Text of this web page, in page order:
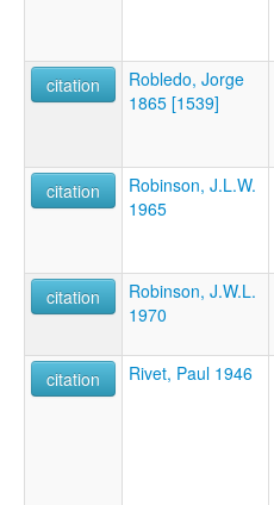
citation
Robledo, Jorge
1865 [1539]
citation
Robinson, J.L.W.
1965
citation
Robinson, J.W.L.
1970
citation
Rivet, Paul 1946